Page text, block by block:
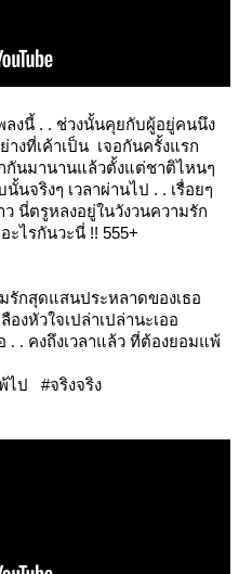
ลงนี้ . . ช่วงนั้นคุยกับผู้อยู่คนนึง
งที่เค้าเป็น เจอกันครั้งแรก
กันมานานแล้วตั้งแต่ชาติไหนๆ
นจริงๆ เวลาผ่านไป . . เรื่อยๆ
ว นี่ตรูหลงอยู่ในวังวนความรัก
ไรกันวะนี่ !! 555+
รักสุดแสนประหลาดของเธอ
องหัวใจเปล่าเปล่านะเออ
. คงถึงเวลาแล้ว ที่ต้องยอมแพ้
ไป #จริงจริง